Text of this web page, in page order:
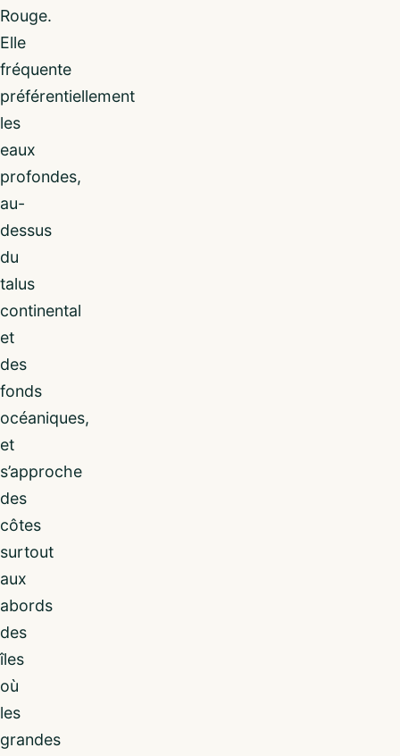
Rouge.
Elle
fréquente
préférentiellement
les
eaux
profondes,
au-
dessus
du
talus
continental
et
des
fonds
océaniques,
et
s’approche
des
côtes
surtout
aux
abords
des
îles
où
les
grandes